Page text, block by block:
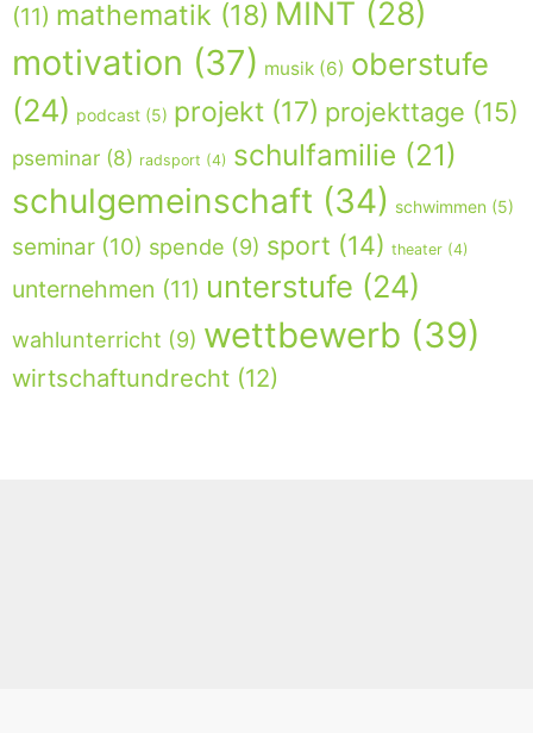
(11) mathematik (18) MINT (28)
motivation (37) musik (6) oberstufe
(24) podcast (5) projekt (17) projekttage (15)
pseminar (8) radsport (4) schulfamilie (21)
schulgemeinschaft (34) schwimmen (5)
seminar (10) spende (9) sport (14) theater (4)
unternehmen (11) unterstufe (24)
wahlunterricht (9) wettbewerb (39)
wirtschaftundrecht (12)